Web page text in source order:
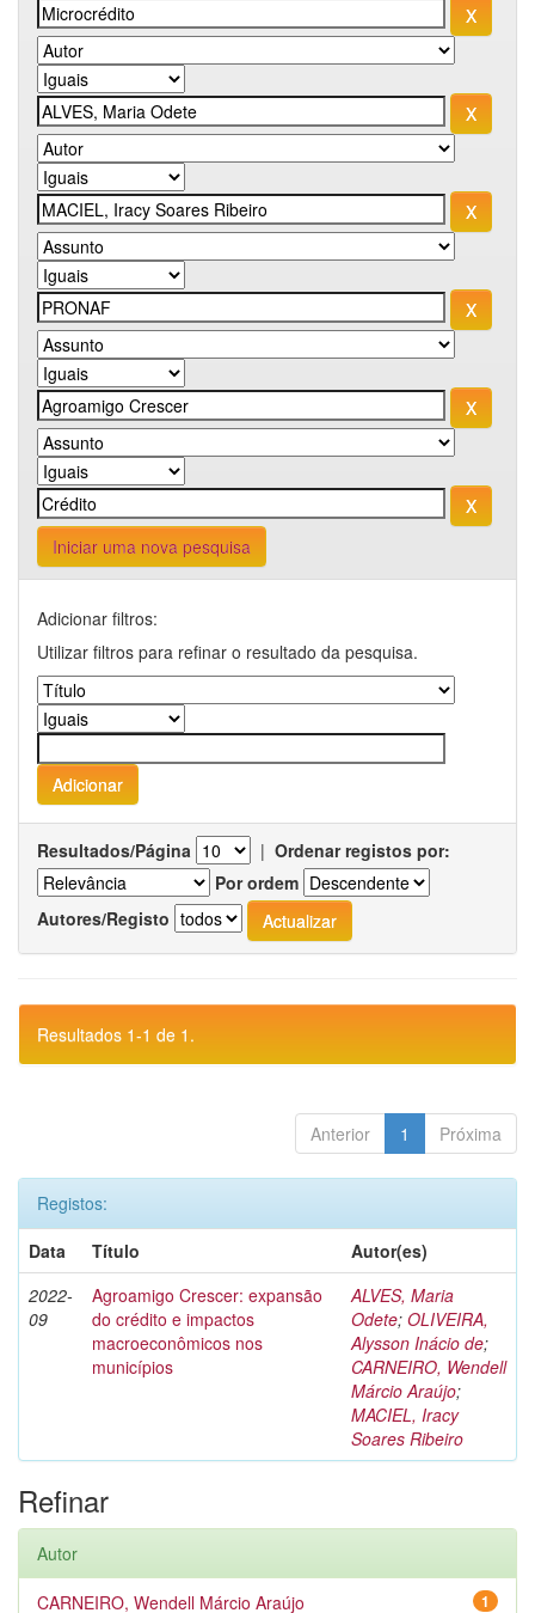
Iniciar uma nova pesquisa
Adicionar filtros:
Utilizar filtros para refinar o resultado da pesquisa.
Resultados/Página | Ordenar registos por:
Por ordem
Autores/Registo
Resultados 1-1 de 1.
Anterior 1 Próxima
Registos:
Data
Título
Autor(es)
2022-
09
Agroamigo Crescer: expansão
do crédito e impactos
macroeconômicos nos
municípios
ALVES, Maria
Odete; OLIVEIRA,
Alysson Inácio de;
CARNEIRO, Wendell
Márcio Araújo;
MACIEL, Iracy
Soares Ribeiro
Refinar
Autor
1
CARNEIRO, Wendell Márcio Araújo